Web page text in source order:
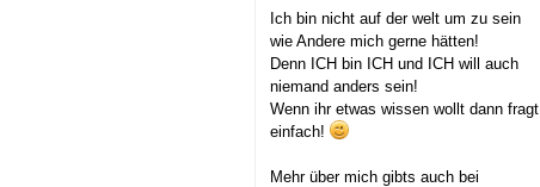
Ich bin nicht auf der welt um zu sein
wie Andere mich gerne hätten!
Denn ICH bin ICH und ICH will auch
niemand anders sein!
Wenn ihr etwas wissen wollt dann fragt
einfach!
Mehr über mich gibts auch bei